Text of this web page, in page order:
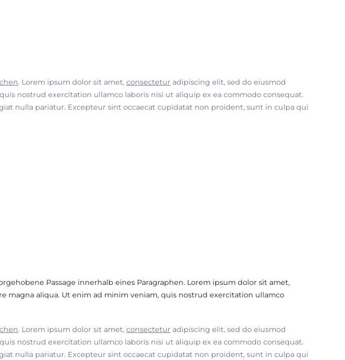
. Lorem ipsum dolor sit amet, consectetur adipiscing elit, sed do eiusmod
nostrud exercitation ullamco laboris nisi ut aliquip ex ea commodo consequat.
nulla pariatur. Excepteur sint occaecat cupidatat non proident, sunt in culpa qui
Passage innerhalb eines Paragraphen. Lorem ipsum dolor sit amet,
magna aliqua. Ut enim ad minim veniam, quis nostrud exercitation ullamco
. Lorem ipsum dolor sit amet, consectetur adipiscing elit, sed do eiusmod
nostrud exercitation ullamco laboris nisi ut aliquip ex ea commodo consequat.
nulla pariatur. Excepteur sint occaecat cupidatat non proident, sunt in culpa qui